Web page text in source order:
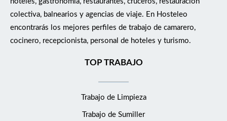
colectiva, balnearios y agencias de viaje. En Hosteleo
encontrarás los mejores perfiles de trabajo de camarero,
cocinero, recepcionista, personal de hoteles y turismo.
TOP TRABAJO
Trabajo de Limpieza
Trabajo de Sumiller